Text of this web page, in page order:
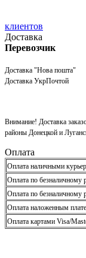
клиентов
Доставка
Перевозчик
Доставка "Нова пошта"
Доставка УкрПочтой
Внимание! Доставка
районы Донецкой и
Оплата
Оплата наличными
Оплата по безналичному
Оплата по безналичному
Оплата наложенным
Оплата картами Visa/